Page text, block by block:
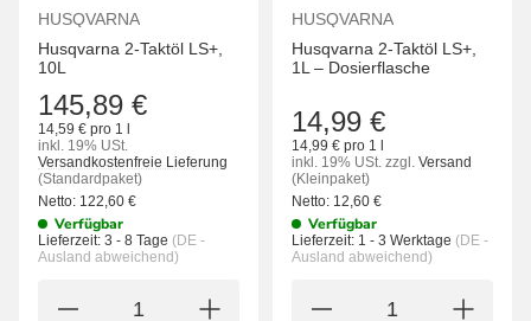
HUSQVARNA
Husqvarna 2-Taktöl LS+,
10L
145,89 €
14,59 € pro 1 l
inkl. 19% USt.
Versandkostenfreie Lieferung
(Standardpaket)
Netto: 122,60 €
Verfügbar
Lieferzeit: 3 - 8 Tage (DE -
Ausland abweichend)
HUSQVARNA
Husqvarna 2-Taktöl LS+,
1L – Dosierflasche
14,99 €
14,99 € pro 1 l
inkl. 19% USt. zzgl. Versand
(Kleinpaket)
Netto: 12,60 €
Verfügbar
Lieferzeit: 1 - 3 Werktage (DE -
Ausland abweichend)